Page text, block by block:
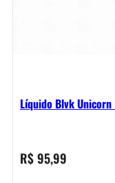
Líquido Blvk
R$95,99